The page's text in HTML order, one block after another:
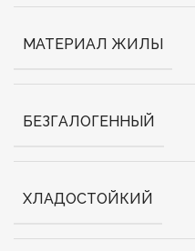
МАТЕРИАЛ ЖИЛЫ
БЕЗГАЛОГЕННЫЙ
ХЛАДОСТОЙКИЙ